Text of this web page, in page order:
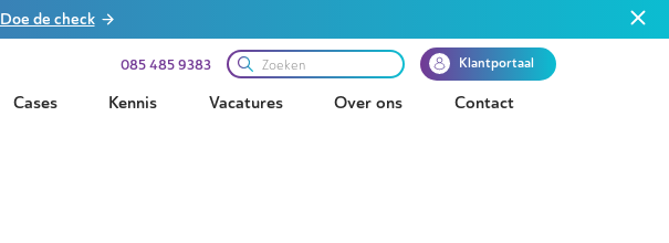
Doe de check
085 485 9383 Klantportaal
Cases Kennis Vacatures Over ons Contact